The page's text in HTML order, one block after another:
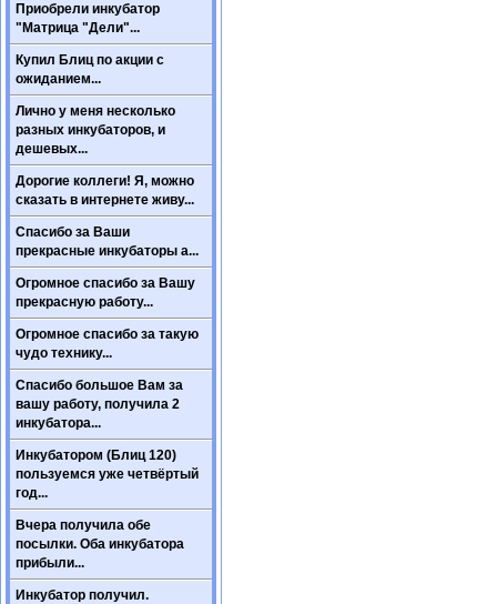
Приобрели инкубатор
"Матрица "Дели"...
Купил Блиц по акции с
ожиданием...
Лично у меня несколько
разных инкубаторов, и
дешевых...
Дорогие коллеги! Я, можно
сказать в интернете живу...
Спасибо за Ваши
прекрасные инкубаторы а...
Огромное спасибо за Вашу
прекрасную работу...
Огромное спасибо за такую
чудо технику...
Спасибо большое Вам за
вашу работу, получила 2
инкубатора...
Инкубатором (Блиц 120)
пользуемся уже четвёртый
год...
Вчера получила обе
посылки. Оба инкубатора
прибыли...
Инкубатор получил.